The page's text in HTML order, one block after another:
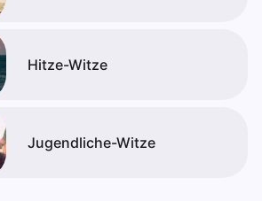
Hitze-Witze
Jugendliche-Witze